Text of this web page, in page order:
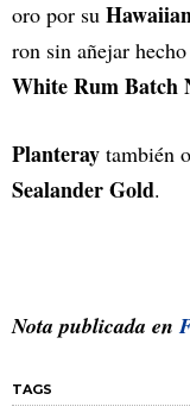
oro por su
ron sin añejar
White Rum Batch
Planteray también
Sealander Gold.
Nota publicada en
TAGS